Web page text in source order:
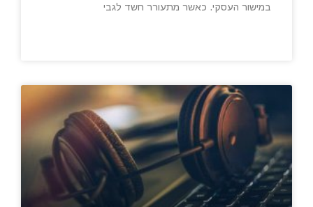
במישור העסקי. כאשר מתעורר חשד לגבי